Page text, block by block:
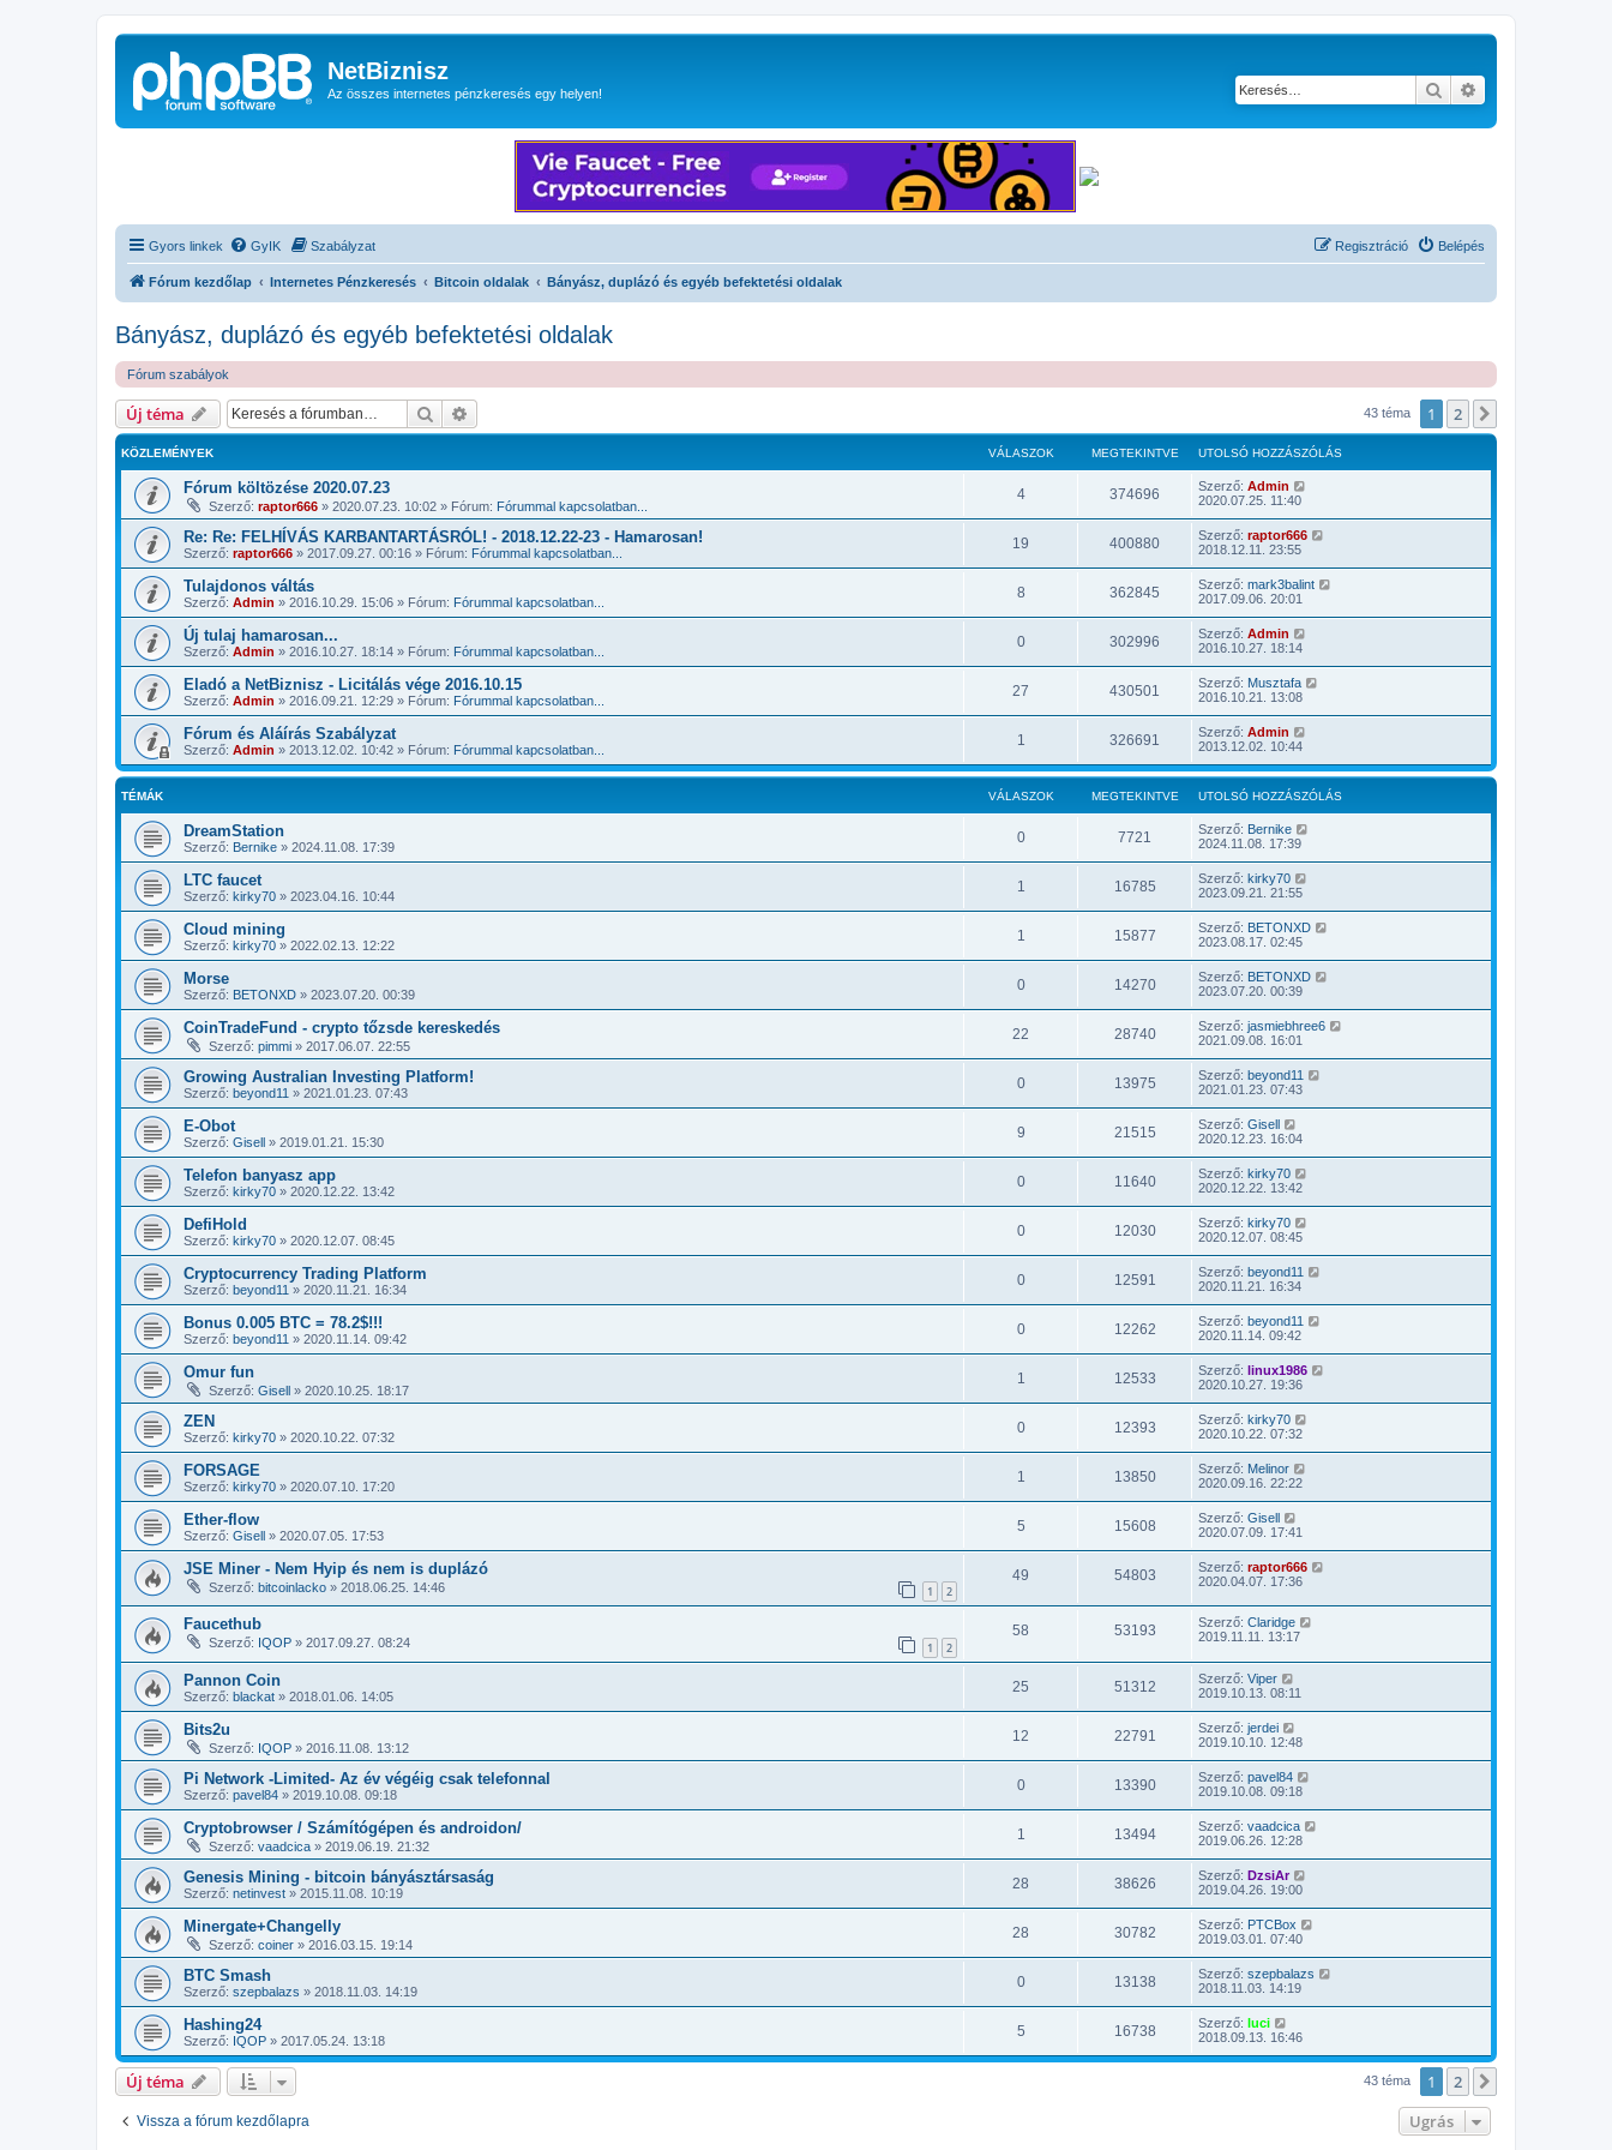
NetBiznisz
Az összes internetes pénzkeresés egy helyen! Keresés
Gyors linkek GyIK Szabályzat Belépés
Regisztráció
Fórum kezdőlap Internetes Pénzkeresés Bitcoin oldalak Bányász, duplázó és egyéb befektetési oldalak
Bányász, duplázó és egyéb befektetési oldalak
Fórum szabályok
Új téma Keresés 43 téma 1 2
KÖZLEMÉNYEK VÁLASZOK MEGTEKINTVE UTOLSÓ HOZZÁSZÓLÁS
Fórum költözése 2020.07.23
Szerző: raptor666 » 2020.07.23. 10:02 » Fórum: Fórummal kapcsolatban...
4 374696 Szerző: Admin
2020.07.25. 11:40
Re: Re: FELHÍVÁS KARBANTARTÁSRÓL! - 2018.12.22-23 - Hamarosan!
Szerző: raptor666 » 2017.09.27. 00:16 » Fórum: Fórummal kapcsolatban...
19 400880 Szerző: raptor666
2018.12.11. 23:55
Tulajdonos váltás
Szerző: Admin » 2016.10.29. 15:06 » Fórum: Fórummal kapcsolatban...
8 362845 Szerző: mark3balint
2017.09.06. 20:01
Új tulaj hamarosan...
Szerző: Admin » 2016.10.27. 18:14 » Fórum: Fórummal kapcsolatban...
0 302996 Szerző: Admin
2016.10.27. 18:14
Eladó a NetBiznisz - Licitálás vége 2016.10.15
Szerző: Admin » 2016.09.21. 12:29 » Fórum: Fórummal kapcsolatban...
27 430501 Szerző: Musztafa
2016.10.21. 13:08
Fórum és Aláírás Szabályzat
Szerző: Admin » 2013.12.02. 10:42 » Fórum: Fórummal kapcsolatban...
1 326691 Szerző: Admin
2013.12.02. 10:44
TÉMÁK VÁLASZOK MEGTEKINTVE UTOLSÓ HOZZÁSZÓLÁS
DreamStation
Szerző: Bernike » 2024.11.08. 17:39
0 7721 Szerző: Bernike
2024.11.08. 17:39
LTC faucet
Szerző: kirky70 » 2023.04.16. 10:44
1 16785 Szerző: kirky70
2023.09.21. 21:55
Cloud mining
Szerző: kirky70 » 2022.02.13. 12:22
1 15877 Szerző: BETONXD
2023.08.17. 02:45
Morse
Szerző: BETONXD » 2023.07.20. 00:39
0 14270 Szerző: BETONXD
2023.07.20. 00:39
CoinTradeFund - crypto tőzsde kereskedés
Szerző: pimmi » 2017.06.07. 22:55
22 28740 Szerző: jasmiebhree6
2021.09.08. 16:01
Growing Australian Investing Platform!
Szerző: beyond11 » 2021.01.23. 07:43
0 13975 Szerző: beyond11
2021.01.23. 07:43
E-Obot
Szerző: Gisell » 2019.01.21. 15:30
9 21515 Szerző: Gisell
2020.12.23. 16:04
Telefon banyasz app
Szerző: kirky70 » 2020.12.22. 13:42
0 11640 Szerző: kirky70
2020.12.22. 13:42
DefiHold
Szerző: kirky70 » 2020.12.07. 08:45
0 12030 Szerző: kirky70
2020.12.07. 08:45
Cryptocurrency Trading Platform
Szerző: beyond11 » 2020.11.21. 16:34
0 12591 Szerző: beyond11
2020.11.21. 16:34
Bonus 0.005 BTC = 78.2$!!!
Szerző: beyond11 » 2020.11.14. 09:42
0 12262 Szerző: beyond11
2020.11.14. 09:42
Omur fun
Szerző: Gisell » 2020.10.25. 18:17
1 12533 Szerző: linux1986
2020.10.27. 19:36
ZEN
Szerző: kirky70 » 2020.10.22. 07:32
0 12393 Szerző: kirky70
2020.10.22. 07:32
FORSAGE
Szerző: kirky70 » 2020.07.10. 17:20
1 13850 Szerző: Melinor
2020.09.16. 22:22
Ether-flow
Szerző: Gisell » 2020.07.05. 17:53
5 15608 Szerző: Gisell
2020.07.09. 17:41
JSE Miner - Nem Hyip és nem is duplázó
Szerző: bitcoinlacko » 2018.06.25. 14:46 1 2
49 54803 Szerző: raptor666
2020.04.07. 17:36
Faucethub
Szerző: IQOP » 2017.09.27. 08:24 1 2
58 53193 Szerző: Claridge
2019.11.11. 13:17
Pannon Coin
Szerző: blackat » 2018.01.06. 14:05
25 51312 Szerző: Viper
2019.10.13. 08:11
Bits2u
Szerző: IQOP » 2016.11.08. 13:12
12 22791 Szerző: jerdei
2019.10.10. 12:48
Pi Network -Limited- Az év végéig csak telefonnal
Szerző: pavel84 » 2019.10.08. 09:18
0 13390 Szerző: pavel84
2019.10.08. 09:18
Cryptobrowser / Számítógépen és androidon/
Szerző: vaadcica » 2019.06.19. 21:32
1 13494 Szerző: vaadcica
2019.06.26. 12:28
Genesis Mining - bitcoin bányásztársaság
Szerző: netinvest » 2015.11.08. 10:19
28 38626 Szerző: DzsiAr
2019.04.26. 19:00
Minergate+Changelly
Szerző: coiner » 2016.03.15. 19:14
28 30782 Szerző: PTCBox
2019.03.01. 07:40
BTC Smash
Szerző: szepbalazs » 2018.11.03. 14:19
0 13138 Szerző: szepbalazs
2018.11.03. 14:19
Hashing24
Szerző: IQOP » 2017.05.24. 13:18
5 16738 Szerző: luci
2018.09.13. 16:46
Új téma 43 téma 1 2
Vissza a fórum kezdőlapra Ugrás